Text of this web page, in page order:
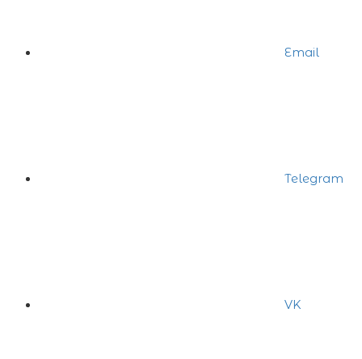
Email
Telegram
VK